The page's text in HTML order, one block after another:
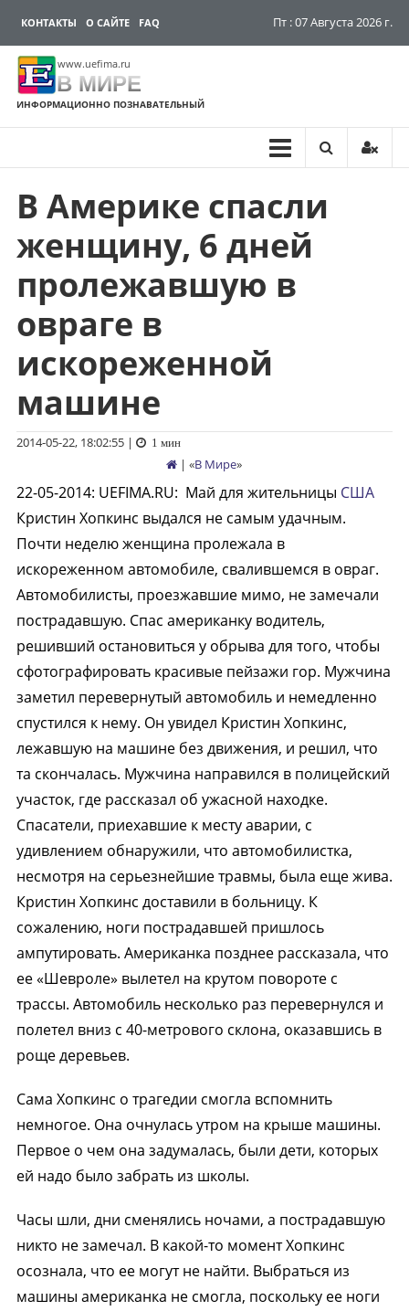
КОНТАКТЫ О САЙТЕ FAQ Пт : 07 Августа 2026 г.
www.uefima.ru
В МИРЕ
ИНФОРМАЦИОННО ПОЗНАВАТЕЛЬНЫЙ
Перейти
содержимому
В Америке спасли
женщину, 6 дней
пролежавшую в
овраге в
искореженной
машине
2014-05-22, 18:02:55| 1 мин
| «В Мире»
22-05-2014: UEFIMA.RU: Май для жительницы США
Кристин Хопкинс выдался не самым удачным.
Почти неделю женщина пролежала в
искореженном автомобиле, свалившемся в овраг.
Автомобилисты, проезжавшие мимо, не замечали
пострадавшую. Спас американку водитель,
решивший остановиться у обрыва для того, чтобы
сфотографировать красивые пейзажи гор. Мужчина
заметил перевернутый автомобиль и немедленно
спустился к нему. Он увидел Кристин Хопкинс,
лежавшую на машине без движения, и решил, что
та скончалась. Мужчина направился в полицейский
участок, где рассказал об ужасной находке.
Спасатели, приехавшие к месту аварии, с
удивлением обнаружили, что автомобилистка,
несмотря на серьезнейшие травмы, была еще жива.
Кристин Хопкинс доставили в больницу. К
сожалению, ноги пострадавшей пришлось
ампутировать. Американка позднее рассказала, что
ее «Шевроле» вылетел на крутом повороте с
трассы. Автомобиль несколько раз перевернулся и
полетел вниз с 40-метрового склона, оказавшись в
роще деревьев.
Сама Хопкинс о трагедии смогла вспомнить
немногое. Она очнулась утром на крыше машины.
Первое о чем она задумалась, были дети, которых
ей надо было забрать из школы.
Часы шли, дни сменялись ночами, а пострадавшую
никто не замечал. В какой-то момент Хопкинс
осознала, что ее могут не найти. Выбраться из
машины американка не смогла, поскольку ее ноги